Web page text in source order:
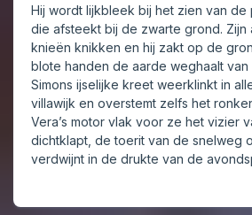
Hij wordt lijkbleek bij het zien van de
die afsteekt bij de zwarte grond. Zijn
knieën knikken en hij zakt op de
blote handen de aarde weghaalt van
Simons ijselijke kreet weerklinkt in
villawijk en overstemt zelfs het
Vera’s motor vlak voor ze het vizier
dichtklapt, de toerit van de snelweg
verdwijnt in de drukte van de